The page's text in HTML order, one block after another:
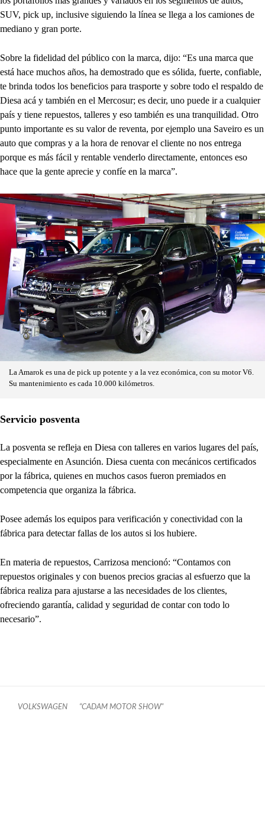
SUV, pick up, inclusive siguiendo la línea se llega a los camiones de
mediano y gran porte.
Sobre la fidelidad del público con la marca, dijo: “Es una marca que
está hace muchos años, ha demostrado que es sólida, fuerte, confiable,
te brinda todos los beneficios para trasporte y sobre todo el respaldo de
Diesa acá y también en el Mercosur; es decir, uno puede ir a cualquier
país y tiene repuestos, talleres y eso también es una tranquilidad. Otro
punto importante es su valor de reventa, por ejemplo una Saveiro es un
auto que compras y a la hora de renovar el cliente no nos entrega
porque es más fácil y rentable venderlo directamente, entonces eso
hace que la gente aprecie y confíe en la marca”.
La Amarok es una de pick up potente y a la vez económica, con su motor V6.
Su mantenimiento es cada 10.000 kilómetros.
Servicio posventa
La posventa se refleja en Diesa con talleres en varios lugares del país,
especialmente en Asunción. Diesa cuenta con mecánicos certificados
por la fábrica, quienes en muchos casos fueron premiados en
competencia que organiza la fábrica.
Posee además los equipos para verificación y conectividad con la
fábrica para detectar fallas de los autos si los hubiere.
En materia de repuestos, Carrizosa mencionó: “Contamos con
repuestos originales y con buenos precios gracias al esfuerzo que la
fábrica realiza para ajustarse a las necesidades de los clientes,
ofreciendo garantía, calidad y seguridad de contar con todo lo
necesario”.
VOLKSWAGEN “CADAM MOTOR SHOW"